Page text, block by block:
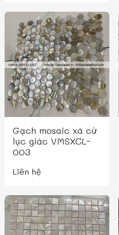
Gạch mosaic xà cừ
lục giác VMSXCL-
003
Liên hệ